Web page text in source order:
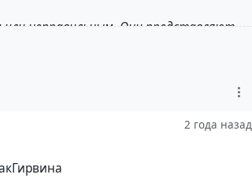
или неправильным. Они представляют
дальше.
2 года назад